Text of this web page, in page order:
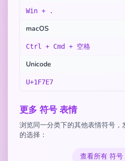
Win + .
macOS
Ctrl + Cmd + 空格
Unicode
U+1F7E7
更多 符号 表情
浏览同一分类下的其他表情符号
的选择：
查看所有 符号